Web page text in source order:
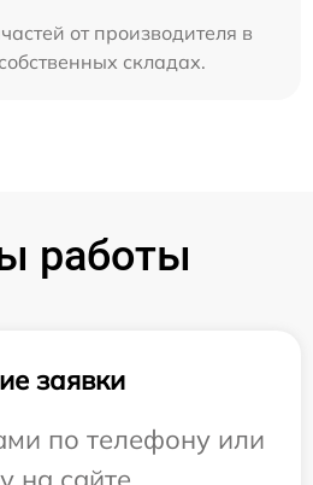
от производителя в
складах.
работы
заявки
по телефону или